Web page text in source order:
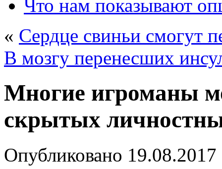
Что нам показывают
« Сердце свиньи смогут
В мозгу перенесших
Многие игроманы
скрытых
Опубликовано 19.08.2017